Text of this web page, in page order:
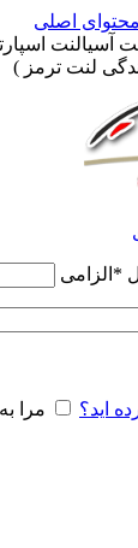
اصلی
آسیالنت
لنت ترمز )
* الزامی
اید؟ مرا